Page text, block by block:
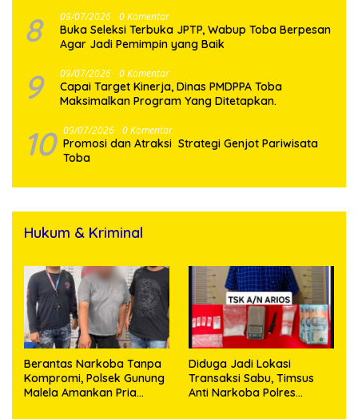
8 09/07/2026 0 Komentar
Buka Seleksi Terbuka JPTP, Wabup Toba Berpesan
Agar Jadi Pemimpin yang Baik
9 09/07/2026 0 Komentar
Capai Target Kinerja, Dinas PMDPPA Toba
Maksimalkan Program Yang Ditetapkan.
10 09/07/2026 0 Komentar
Promosi dan Atraksi Strategi Genjot Pariwisata
Toba
Hukum & Kriminal
Berantas Narkoba Tanpa
Kompromi, Polsek Gunung
Malela Amankan Pria
Diduga Jadi Lokasi
Transaksi Sabu, Timsus
Anti Narkoba Polres